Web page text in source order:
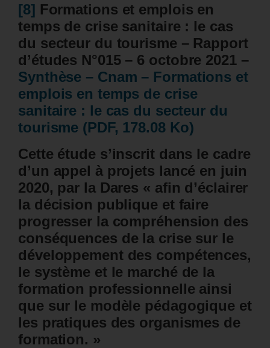
[8] Formations et emplois en
temps de crise sanitaire : le cas
du secteur du tourisme – Rapport
d’études N°015 – 6 octobre 2021 –
Synthèse – Cnam – Formations et
emplois en temps de crise
sanitaire : le cas du secteur du
tourisme (PDF, 178.08 Ko)
Cette étude s’inscrit dans le cadre
d’un appel à projets lancé en juin
2020, par la Dares « afin d’éclairer
la décision publique et faire
progresser la compréhension des
conséquences de la crise sur le
développement des compétences,
le système et le marché de la
formation professionnelle ainsi
que sur le modèle pédagogique et
les pratiques des organismes de
formation. »